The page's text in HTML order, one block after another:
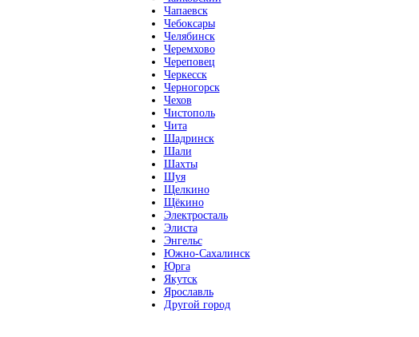
Чапаевск
Чебоксары
Челябинск
Черемхово
Череповец
Черкесск
Черногорск
Чехов
Чистополь
Чита
Шадринск
Шали
Шахты
Шуя
Щелкино
Щёкино
Электросталь
Элиста
Энгельс
Южно-Сахалинск
Юрга
Якутск
Ярославль
Другой город